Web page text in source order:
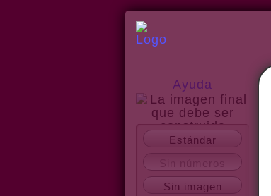
Ayuda
Acerca del sitio
Estándar
Sin imagen